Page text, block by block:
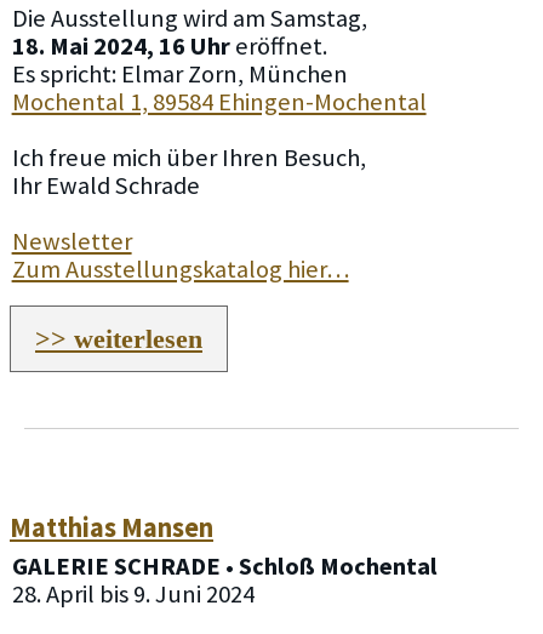
Die Ausstellung wird am Samstag,
18. Mai 2024, 16 Uhreröffnet.
Es spricht: Elmar Zorn, München
Mochental 1, 89584 Ehingen-Mochental
Ich freue mich über Ihren Besuch,
Ihr Ewald Schrade
Newsletter
Zum Ausstellungskatalog hier…
>> weiterlesen
Matthias Mansen
GALERIE SCHRADE • Schloß Mochental
28. April bis 9. Juni 2024